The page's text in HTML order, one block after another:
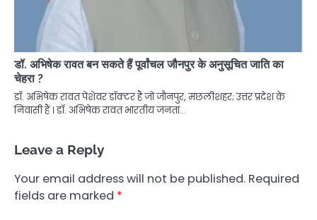
डॉ. अभिषेक रावत बन सकते हैं पूर्वांचल जौनपुर के अनुसूचित जाति का
चेहरा ?
डॉ. अभिषेक रावत पेशेवर डॉक्टर हैं जो जौनपुर, मछलीशहर; उत्तर प्रदेश के
निवासी हैं । डॉ. अभिषेक रावत भारतीय जनता…
Leave a Reply
Your email address will not be published. Required
fields are marked *